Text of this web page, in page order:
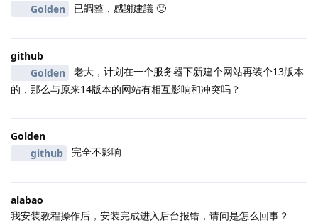
Golden
已調整，感謝建議 🙂
github
Golden
老大，计划在一个服务器下新建个网站再装个13版本
的，那么与原来14版本的网站有相互影响和冲突吗？
Golden
github
完全不影响
alabao
我安装教程操作后，安装完成进入后台报错，请问是怎么回事？